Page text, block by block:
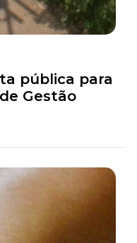
pública para
Gestão